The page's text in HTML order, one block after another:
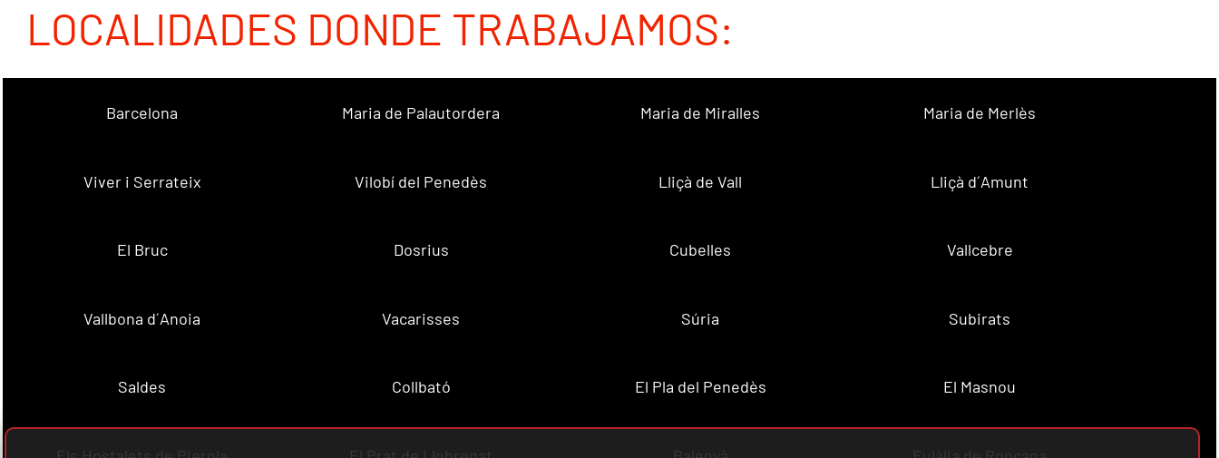
LOCALIDADES DONDE TRABAJAMOS:
Barcelona Maria de Palautordera Maria de Miralles Maria de Merlès
Viver i Serrateix Vilobí del Penedès Lliçà de Vall Lliçà d´Amunt
El Bruc Dosrius Cubelles Vallcebre
Vallbona d´Anoia Vacarisses Súria Subirats
Saldes Collbató El Pla del Penedès El Masnou